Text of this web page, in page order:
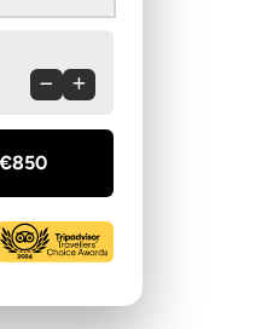
€850